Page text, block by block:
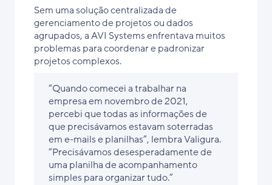
Sem uma solução centralizada de
gerenciamento de projetos ou dados
agrupados, a AVI Systems enfrentava muitos
problemas para coordenar e padronizar
projetos complexos.
“Quando comecei a trabalhar na
empresa em novembro de 2021,
percebi que todas as informações de
que precisávamos estavam soterradas
em e-mails e planilhas”, lembra Valigura.
“Precisávamos desesperadamente de
uma planilha de acompanhamento
simples para organizar tudo.”